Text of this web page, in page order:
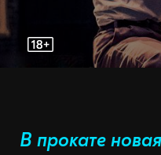
В прокате